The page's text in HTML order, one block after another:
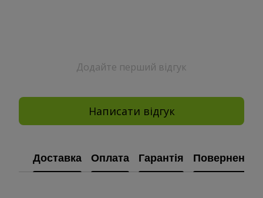
Додайте перший відгук
Написати відгук
Доставка Оплата Гарантія Повернення